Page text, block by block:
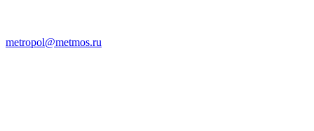
metropol@metmos.ru